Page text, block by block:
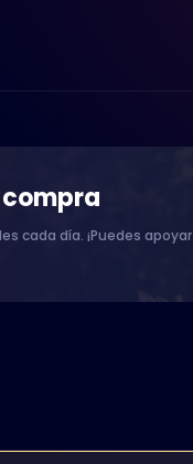
cada día. ¡Puedes apoyar